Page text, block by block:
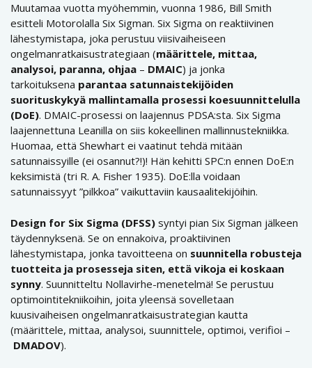
Muutamaa vuotta myöhemmin, vuonna 1986, Bill Smith
esitteli Motorolalla Six Sigman. Six Sigma on reaktiivinen
lähestymistapa, joka perustuu viisivaiheiseen
ongelmanratkaisustrategiaan (määrittele, mittaa,
analysoi, paranna, ohjaa – DMAIC) ja jonka
tarkoituksena parantaa satunnaistekijöiden
suorituskykyä mallintamalla prosessi koesuunnittelulla
(DoE). DMAIC-prosessi on laajennus PDSA:sta. Six Sigma
laajennettuna Leanilla on siis kokeellinen mallinnustekniikka.
Huomaa, että Shewhart ei vaatinut tehdä mitään
satunnaissyille (ei osannut?!)! Hän kehitti SPC:n ennen DoE:n
keksimistä (tri R. A. Fisher 1935). DoE:lla voidaan
satunnaissyyt ”pilkkoa” vaikuttaviin kausaalitekijöihin.
Design for Six Sigma (DFSS) syntyi pian Six Sigman jälkeen
täydennyksenä. Se on ennakoiva, proaktiivinen
lähestymistapa, jonka tavoitteena on suunnitella robusteja
tuotteita ja prosesseja siten, että vikoja ei koskaan
synny. Suunnitteltu Nollavirhe-menetelmä! Se perustuu
optimointitekniikoihin, joita yleensä sovelletaan
kuusivaiheisen ongelmanratkaisustrategian kautta
(määrittele, mittaa, analysoi, suunnittele, optimoi, verifioi –
DMADOV).